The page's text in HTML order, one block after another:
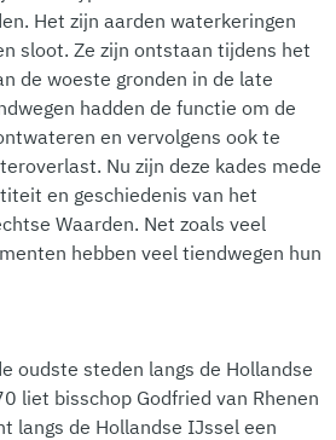
Het zijn aarden waterkeringen
sloot. Ze zijn ontstaan tijdens het
de woeste gronden in de late
hadden de functie om de
en vervolgens ook te
Nu zijn deze kades mede
en geschiedenis van het
Waarden. Net zoals veel
hebben veel tiendwegen hun
oudste steden langs de Hollandse
liet bisschop Godfried van Rhenen
langs de Hollandse IJssel een